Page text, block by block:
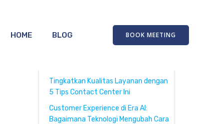
HOME BLOG BOOK MEETING
Tingkatkan Kualitas Layanan dengan
5 Tips Contact Center Ini
Customer Experience di Era AI:
Bagaimana Teknologi Mengubah Cara